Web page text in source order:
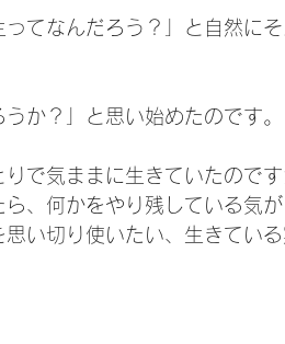
てなんだろう？」と自然に
か？」と思い始めたのです。
で気ままに生きていたので
、何かをやり残している気
い切り使いたい、生きてい